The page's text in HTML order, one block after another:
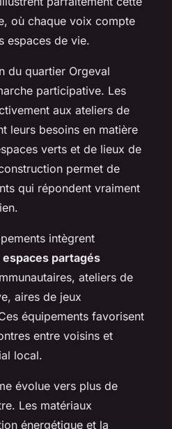
où chaque voix compte
espaces de vie.
du quartier Orgeval
participative. Les
aux ateliers de
leurs besoins en matière
verts et de lieux de
permet de
qui répondent vraiment
intègrent
espaces partagés
ateliers de
aires de jeux
équipements favorisent
entre voisins et
local.
évolue vers plus de
Les matériaux
énergétique et la